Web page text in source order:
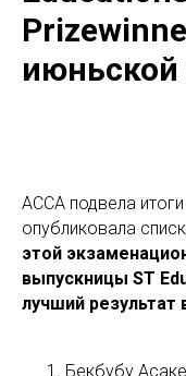
июньской
ACCA подвела
опубликовала
этой
выпускницы ST
лучший результат
Бекбубу